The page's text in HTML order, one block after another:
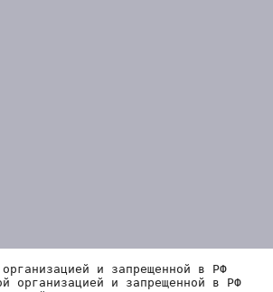
и запрещенной в РФ
организацией и запрещенной в РФ